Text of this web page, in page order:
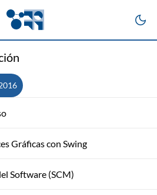
Gráficas con Swing
Software (SCM)